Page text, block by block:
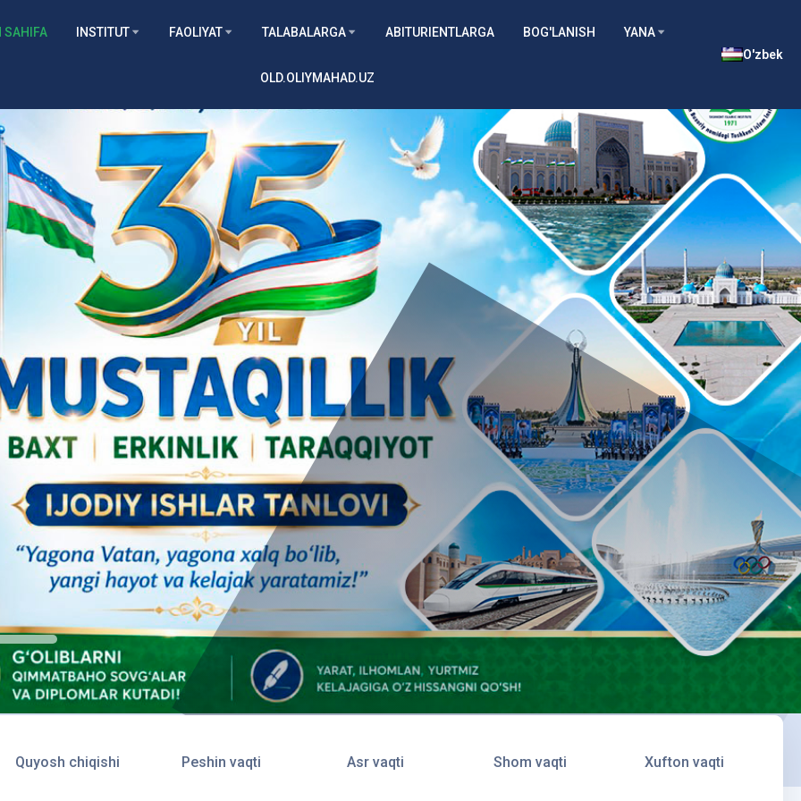
SAHIFA INSTITUT FAOLIYAT TALABALARGA ABITURIENTLARGA BOG'LANISH YANA
OLD.OLIYMAHAD.UZ
O'zbek
Quyosh chiqishi Peshin vaqti Asr vaqti Shom vaqti Xufton vaqti